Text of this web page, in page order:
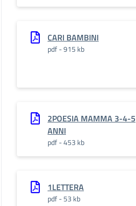
CARI BAMBINI
pdf - 915 kb
2POESIA MAMMA 3-4-5
ANNI
pdf - 453 kb
1LETTERA
pdf - 53 kb